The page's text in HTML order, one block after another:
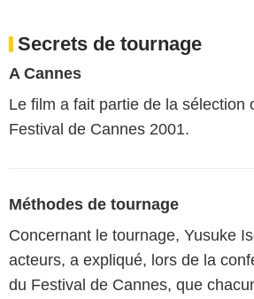
Secrets de tournage
A Cannes
Le film a fait partie de la sélection
Festival de Cannes 2001.
Méthodes de tournage
Concernant le tournage, Yusuke
acteurs, a expliqué, lors de la
du Festival de Cannes, que